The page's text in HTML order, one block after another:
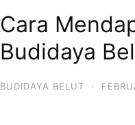
Cara
Budidaya
BUDIDAYA BELUT ·